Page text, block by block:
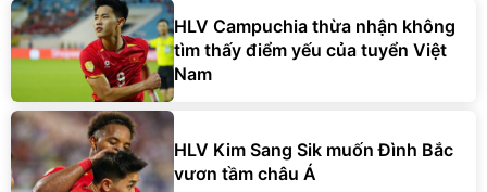
HLV Campuchia thừa nhận không
tìm thấy điểm yếu của tuyển Việt
Nam
HLV Kim Sang Sik muốn Đình Bắc
vươn tầm châu Á